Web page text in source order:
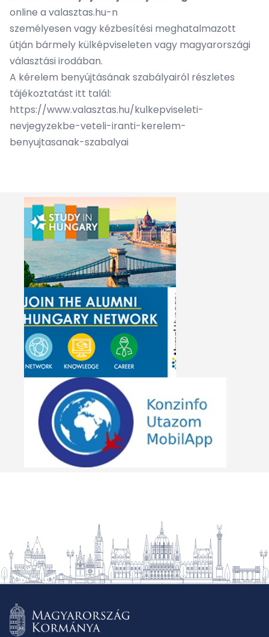
online a valasztas.hu-n
személyesen vagy kézbesítési meghatalmazott
útján bármely külképviseleten vagy magyarországi
választási irodában.
A kérelem benyújtásának szabályairól részletes
tájékoztatást itt talál:
https://www.valasztas.hu/kulkepviseleti-
nevjegyzekbe-veteli-iranti-kerelem-
benyujtasanak-szabalyai